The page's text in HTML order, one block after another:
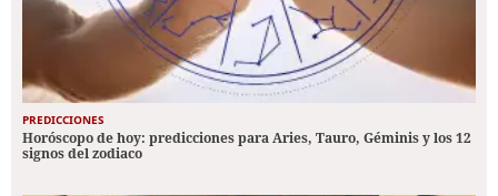
PREDICCIONES
Horóscopo de hoy: predicciones para Aries, Tauro, Géminis y los 12
signos del zodiaco